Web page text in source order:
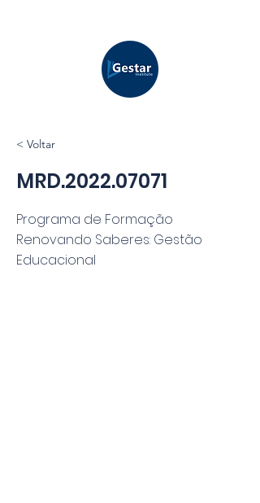
< Voltar
MRD.2022.07071
Programa de Formação
Renovando Saberes: Gestão
Educacional